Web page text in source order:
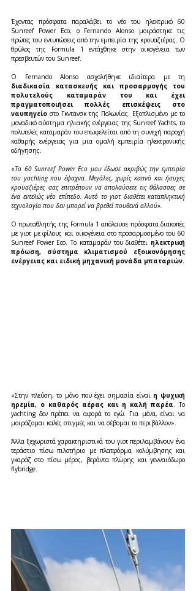
Έχοντας πρόσφατα παραλάβει το νέο του ηλεκτρικό 60
Sunreef Power Eco, ο Fernando Alonso μοιράστηκε τις
πρώτες του εντυπώσεις από την εμπειρία της κρουαζιέρας. Ο
θρύλος της Formula 1 εντάχθηκε στην οικογένεια των
πρεσβευτών του Sunreef.
διαδικασία κατασκευής και προσαρμογής του
πολυτελούς καταμαράν του και έχει
πραγματοποιήσει πολλές επισκέψεις στο
ναυπηγείο στο Γκντανσκ της Πολωνίας. Εξοπλισμένο με το
μοναδικό σύστημα ηλιακής ενέργειας της Sunreef Yachts, το
πολυτελές καταμαράν του επωφελείται από τη συνεχή παροχή
καθαρής ενέργειας για μια ομαλή εμπειρία ηλεκτρονικής
οδήγησης.
«Το 60 Sunreef Power Eco μου έδωσε ακριβώς την εμπειρία
του yachting που έψαχνα. Μεγάλες, χωρίς καπνό και ήσυχες
κρουαζιέρες σας επιτρέπουν να απολαύσετε τις θάλασσες σε
ένα εντελώς νέο επίπεδο. Αυτό το γιοτ διαθέτει καταπληκτική
τεχνολογία που δεν μπορεί να βρεθεί πουθενά αλλού».
Ο πρωταθλητής της Formula 1 απόλαυσε πρόσφατα διακοπές
με γιοτ με φίλους και οικογένεια στο προσαρμοσμένο του 60
Sunreef Power Eco. Το καταμαράν του διαθέτει ηλεκτρική
πρόωση, σύστημα κλιματισμού εξοικονόμησης
ενέργειας και ειδική μηχανική μονάδα μπαταριών.
«Στην πλεύση, το μόνο που έχει σημασία είναι η ψυχική
ηρεμία, ο καθαρός αέρας και η καλή παρέα. Το
yachting δεν πρέπει να αφορά το εγώ. Για μένα, είναι να
μοιράζομαι καλές στιγμές και να σέβομαι το περιβάλλον».
Άλλα ξεχωριστά χαρακτηριστικά του γιοτ περιλαμβάνουν ένα
τεράστιο πίσω πιλοτήριο με πλατφόρμα κολύμβησης και
γκαράζ στο πίσω μέρος, βεράντα πλώρης και γενναιόδωρο
flybridge.